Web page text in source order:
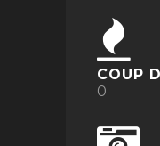
COUP
0